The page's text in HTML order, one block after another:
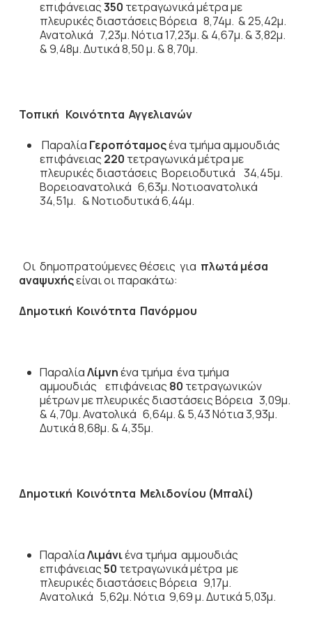
επιφάνειας350 τετραγωνικά μέτρα με
πλευρικές διαστάσεις Βόρεια 8,74μ. & 25,42μ.
Ανατολικά 7,23μ. Νότια 17,23μ. & 4,67μ. & 3,82μ.
& 9,48μ. Δυτικά 8,50 μ. & 8,70μ.
Τοπική Κοινότητα Αγγελιανών
Παραλία Γεροπόταμοςένα τμήμα αμμουδιάς
επιφάνειας 220 τετραγωνικά μέτρα με
πλευρικές διαστάσεις Βορειοδυτικά 34,45μ.
Βορειοανατολικά 6,63μ. Νοτιοανατολικά
34,51μ. & Νοτιοδυτικά 6,44μ.
Οι δημοπρατούμενες θέσεις για πλωτά μέσα
αναψυχήςείναι οι παρακάτω:
Δημοτική Κοινότητα Πανόρμου
ΠαραλίαΛίμνηένα τμήμα ένα τμήμα
αμμουδιάς επιφάνειας 80 τετραγωνικών
μέτρων με πλευρικές διαστάσεις Βόρεια 3,09μ.
& 4,70μ. Ανατολικά 6,64μ. & 5,43 Νότια 3,93μ.
Δυτικά 8,68μ. & 4,35μ.
Δημοτική Κοινότητα Μελιδονίου (Μπαλί)
ΠαραλίαΛιμάνιένα τμήμα αμμουδιάς
επιφάνειας50 τετραγωνικά μέτρα με
πλευρικές διαστάσεις Βόρεια 9,17μ.
Ανατολικά 5,62μ. Νότια 9,69 μ. Δυτικά 5,03μ.